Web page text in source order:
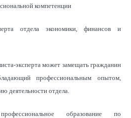
компетенции
отдела экономики, финансов и
эксперта может замещать гражданин
профессиональным опытом,
деятельности отдела.
образование по